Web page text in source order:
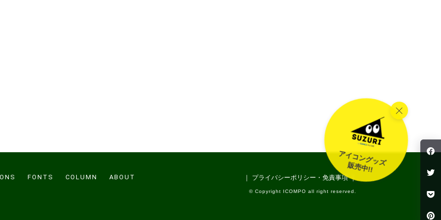
アイコングッズ
販売中!!
f
t
p
P
FONTS COLUMN ABOUT ｜ プライバシーポリシー・免責事項 ｜
© Copyright ICOMPO all right reserved.